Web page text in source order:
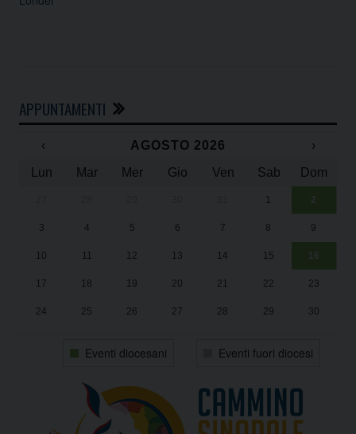
APPUNTAMENTI
‹ AGOSTO 2026
›
Lun
Mar Mer Gio Ven Sab Dom
1 2
3 4 5 6 7 8 9
10 11 12 13 14 15 16
17 18 19 20 21 22 23
24 25 26 27 28 29 30
Eventi diocesani Eventi fuori diocesi